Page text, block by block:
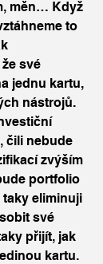
měn… Když
to
své
jednu kartu,
nástrojů.
čili nebude
zvýším
portfolio
eliminuji
své
přijít, jak
kartu.